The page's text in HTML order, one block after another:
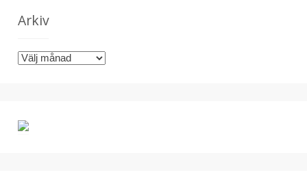
g
r
i
Arkiv
A
v